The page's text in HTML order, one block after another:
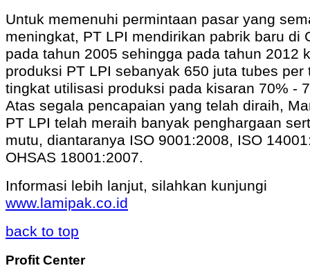
Untuk memenuhi permintaan pasar yang
meningkat, PT LPI mendirikan pabrik baru di
pada tahun 2005 sehingga pada tahun 2012
produksi PT LPI sebanyak 650 juta tubes per
tingkat utilisasi produksi pada kisaran 70% -
Atas segala pencapaian yang telah diraih,
PT LPI telah meraih banyak penghargaan
mutu, diantaranya ISO 9001:2008, ISO
OHSAS 18001:2007.
Informasi lebih lanjut, silahkan kunjungi
www.lamipak.co.id
back to top
Profit Center